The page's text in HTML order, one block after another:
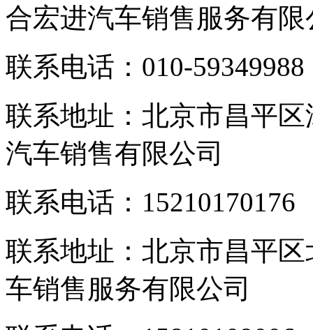
合宏进汽车销售服务有限
联系电话：010-59349988
联系地址：北京市昌平
汽车销售有限公司
联系电话：15210170176
联系地址：北京市昌平
车销售服务有限公司